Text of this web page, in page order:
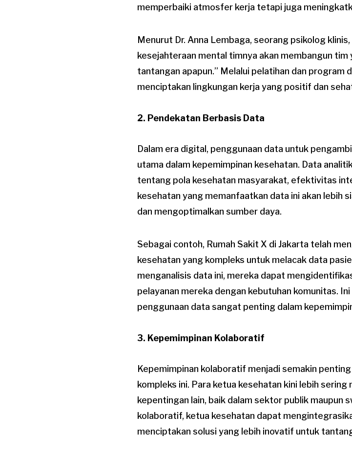
memperbaiki atmosfer kerja tetapi juga
Menurut Dr. Anna Lembaga, seorang psikolog
kesejahteraan mental timnya akan membangun
tantangan apapun.” Melalui pelatihan dan program
menciptakan lingkungan kerja yang positif dan
2. Pendekatan Berbasis Data
Dalam era digital, penggunaan data untuk
utama dalam kepemimpinan kesehatan. Data
tentang pola kesehatan masyarakat, efektivitas
kesehatan yang memanfaatkan data ini akan lebih
dan mengoptimalkan sumber daya.
Sebagai contoh, Rumah Sakit X di Jakarta telah
kesehatan yang kompleks untuk melacak data
menganalisis data ini, mereka dapat
pelayanan mereka dengan kebutuhan komunitas.
penggunaan data sangat penting dalam
3. Kepemimpinan Kolaboratif
Kepemimpinan kolaboratif menjadi semakin
kompleks ini. Para ketua kesehatan kini lebih
kepentingan lain, baik dalam sektor publik maupun
kolaboratif, ketua kesehatan dapat
menciptakan solusi yang lebih inovatif untuk